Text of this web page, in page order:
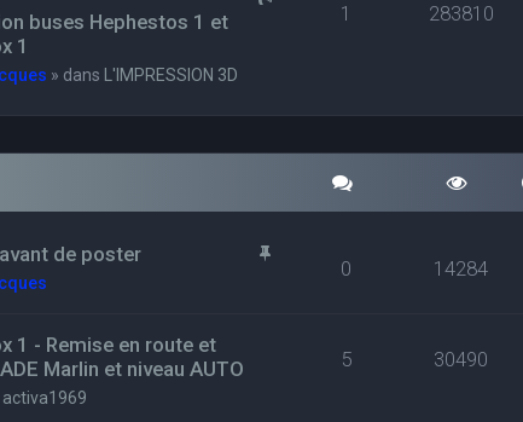
buses Hephestos 1 et
1
» dans L'IMPRESSION 3D
1 283810
de poster
0 14284
1 - Remise en route et
Marlin et niveau AUTO
activa1969
5 30490